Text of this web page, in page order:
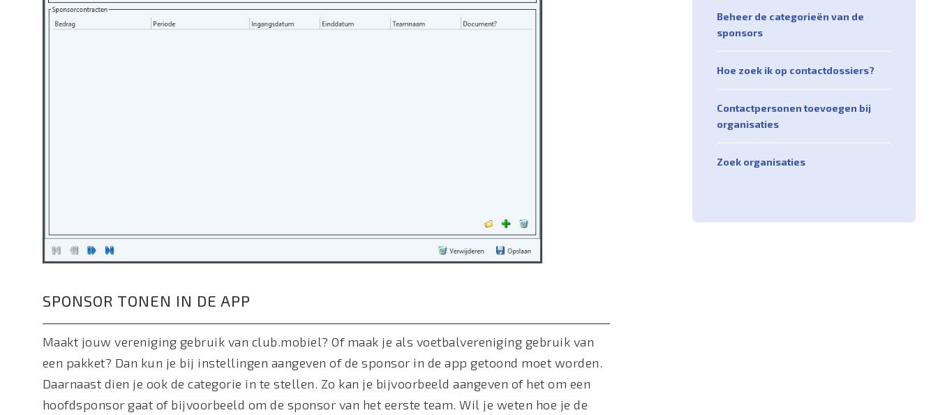
SPONSOR TONEN IN DE APP
Maakt jouw vereniging gebruik van club.mobiel? Of maak je als voetbalvereniging gebruik van
een pakket? Dan kun je bij instellingen aangeven of de sponsor in de app getoond moet worden.
Daarnaast dien je ook de categorie in te stellen. Zo kan je bijvoorbeeld aangeven of het om een
hoofdsponsor gaat of bijvoorbeeld om de sponsor van het eerste team. Wil je weten hoe je de
Beheer de categorieën van de
sponsors
Hoe zoek ik op contactdossiers?
Contactpersonen toevoegen bij
organisaties
Zoek organisaties